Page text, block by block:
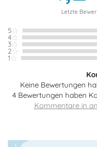
Letzte
5
4
3
2
1
Keine Bewertungen
4 Bewertungen haben